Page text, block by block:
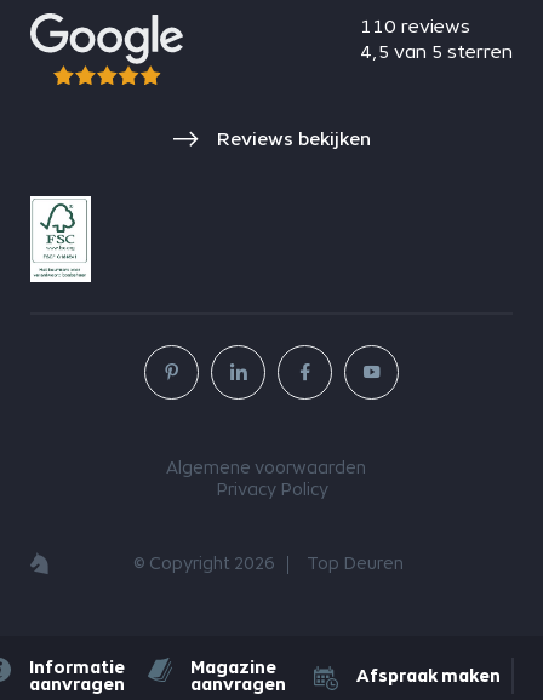
110 reviews
4,5 van 5 sterren
Reviews bekijken
© Copyright 2026 Top Deuren
Algemene voorwaarden
Privacy Policy
Informatie
aanvragen
Magazine
aanvragen
Afspraak maken